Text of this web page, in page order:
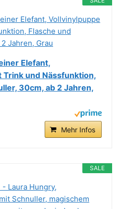
Elefant,
Trink und Nässfunktion,
30cm, ab 2 Jahren,
Mehr Infos
SALE